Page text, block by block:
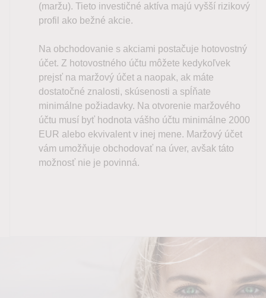
(maržu). Tieto investičné aktíva majú vyšší rizikový
profil ako bežné akcie.
Na obchodovanie s akciami postačuje hotovostný
účet. Z hotovostného účtu môžete kedykoľvek
prejsť na maržový účet a naopak, ak máte
dostatočné znalosti, skúsenosti a spĺňate
minimálne požiadavky. Na otvorenie maržového
účtu musí byť hodnota vášho účtu minimálne 2000
EUR alebo ekvivalent v inej mene. Maržový účet
vám umožňuje obchodovať na úver, avšak táto
možnosť nie je povinná.